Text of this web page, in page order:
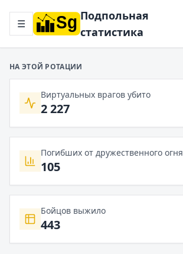
☰
Подпольная
статистика
НА ЭТОЙ РОТАЦИИ
Виртуальных врагов убито
2 227
Погибших от дружественного огня
105
Бойцов выжило
443